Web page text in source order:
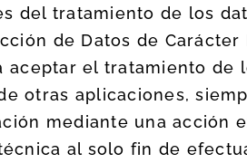
del tratamiento de los
de Datos de
el tratamiento de
otras aplicaciones,
mediante una acción
al solo fin de